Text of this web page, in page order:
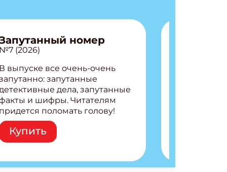
номер
(2026)
выпуске все очень-очень
запутанные
дела, запутанные
и шифры. Читателям
поломать голову!
Шифры и
Плетем
поделки
коды 3 комикса
Купить